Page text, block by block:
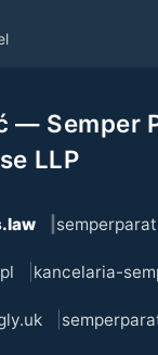
— Semper
LLP
kancelaria-